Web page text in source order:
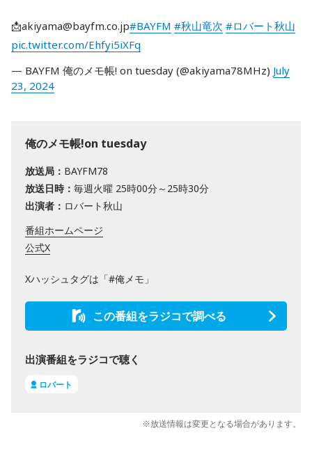
📩akiyama@bayfm.co.jp#BAYFM #秋山竜次 #ロバート秋山
pic.twitter.com/Ehfyi5iXFq
— BAYFM 俺のメモ帳! on tuesday (@akiyama78MHz) July
23, 2024
俺のメモ帳!on tuesday
放送局： BAYFM78
放送日時： 毎週火曜 25時00分～25時30分
出演者： ロバート秋山
番組ホームページ
公式X
Xハッシュタグは「#俺メモ」
この番組をラジコで調べる
出演番組をラジコで聴く
ロバート
※放送情報は変更となる場合があります。